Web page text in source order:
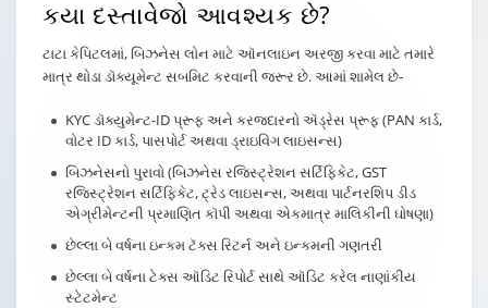
કયા દસ્તાવેજો આવશ્યક છે?
ટાટા કેપિટલમાં, બિઝનેસ લોન માટે ઑનલાઇન અરજી કરવા માટે તમારે
માત્ર થોડા ડૉક્યૂમેન્ટ સબમિટ કરવાની જરૂર છે. આમાં શામેલ છે-
KYC ડૉક્યુમેન્ટ-ID પ્રૂફ અને કરજદારનો ઍડ્રેસ પ્રૂફ (PAN કાર્ડ,
વોટર ID કાર્ડ, પાસપોર્ટ અથવા ડ્રાઇવિંગ લાઇસન્સ)
બિઝનેસનો પુરાવો (બિઝનેસ રજિસ્ટ્રેશન સર્ટિફિકેટ, GST
રજિસ્ટ્રેશન સર્ટિફિકેટ, ટ્રેડ લાઇસન્સ, અથવા પાર્ટનરશિપ ડીડ
એગ્રીમેન્ટની પ્રમાણિત કૉપી અથવા એકમાત્ર માલિકીની ઘોષણા)
છેલ્લા બે વર્ષના ઇન્કમ ટૅક્સ રિટર્ન અને ઇન્કમની ગણતરી
છેલ્લા બે વર્ષના ટેક્સ ઑડિટ રિપોર્ટ સાથે ઑડિટ કરેલ નાણાંકીય
સ્ટેટમેન્ટ